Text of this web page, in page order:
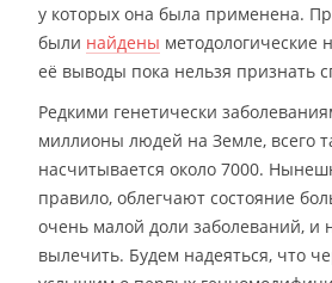
у которых она была применена.
были найдены методологические
её выводы пока нельзя признать
Редкими генетически
миллионы людей на Земле, всего
насчитывается около 7000.
правило, облегчают состояние
очень малой доли заболеваний, и
вылечить. Будем надеяться, что